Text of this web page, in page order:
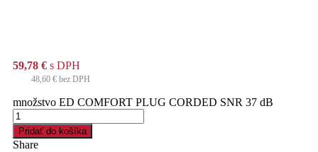
59,78 € s DPH
48,60 € bez DPH
množstvo ED COMFORT PLUG CORDED SNR 37 dB
Pridať do košíka
Share